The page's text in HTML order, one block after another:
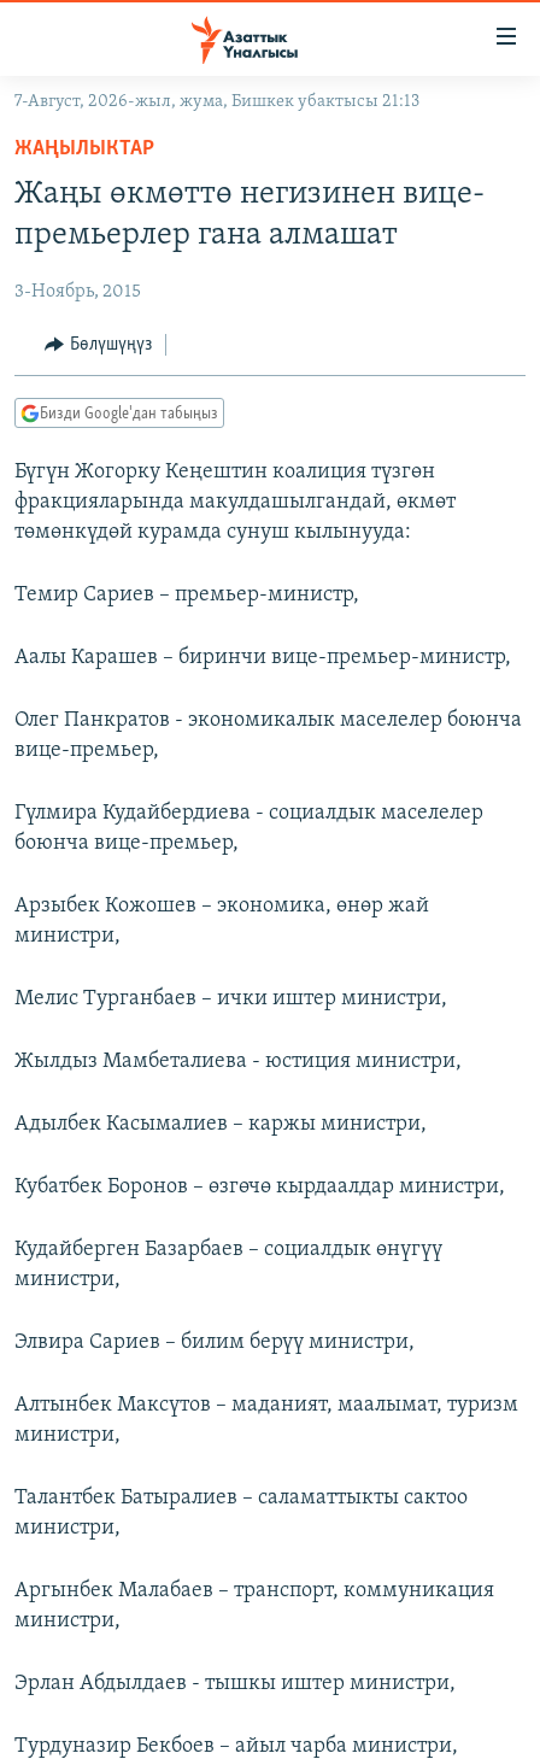
Навигацияга
өтүңүз
Издөөгө
салыңыз
ЭКОНОМИКА
МАДАНИЯТ
ДҮЙНӨ
БОРБОР АЗИЯ
УКРАИНА
АТАЙЫН ИЛИКТӨӨ
ТВ ПРОГРАММАЛАР
ЭКСПЕРТТЕР ТАЛДАЙТ
БИЗ ЖАНА ДҮЙНӨ
АЗАТТЫК+
ЫҢГАЙСЫЗ СУРООЛОР
ӨЗГӨЧӨ ПИКИР
Русский
ЭЕ/АРнун бардык сайттары
7-Август, 2026-жыл, жума, Бишкек убактысы 21:13
ЖАҢЫЛЫКТАР
Жаңы өкмөттө негизинен вице-
премьерлер гана алмашат
3-Ноябрь, 2015
Бөлүшүңүз
Бизди Google'дан табыңыз
Бүгүн Жогорку Кеңештин коалиция түзгөн
фракцияларында макулдашылгандай, өкмөт
төмөнкүдөй курамда сунуш кылынууда:
Темир Сариев – премьер-министр,
Аалы Карашев – биринчи вице-премьер-министр,
Олег Панкратов - экономикалык маселелер боюнча
вице-премьер,
Гүлмира Кудайбердиева - социалдык маселелер
боюнча вице-премьер,
Арзыбек Кожошев – экономика, өнөр жай
министри,
Мелис Турганбаев – ички иштер министри,
Жылдыз Мамбеталиева - юстиция министри,
Адылбек Касымалиев – каржы министри,
Кубатбек Боронов – өзгөчө кырдаалдар министри,
Кудайберген Базарбаев – социалдык өнүгүү
министри,
Элвира Сариев – билим берүү министри,
Алтынбек Максүтов – маданият, маалымат, туризм
министри,
Талантбек Батыралиев – саламаттыкты сактоо
министри,
Аргынбек Малабаев – транспорт, коммуникация
министри,
Эрлан Абдылдаев - тышкы иштер министри,
Турдуназир Бекбоев – айыл чарба министри,